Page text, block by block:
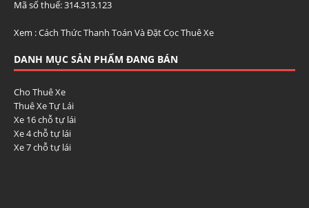
Mã số thuế: 314.313.123
Xem :Cách Thức Thanh Toán Và Đặt Cọc Thuê Xe
DANH MỤC SẢN PHẨM ĐANG BÁN
Cho Thuê Xe
Thuê Xe Tự Lái
Xe 16 chỗ tự lái
Xe 4 chỗ tự lái
Xe 7 chỗ tự lái